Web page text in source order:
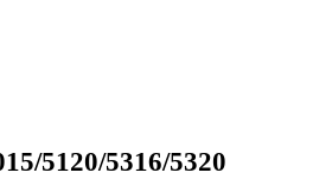
5120/5316/5320